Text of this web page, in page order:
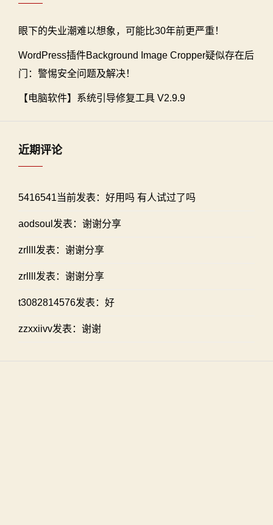
眼下的失业潮难以想象，可能比30年前更严重！
WordPress插件Background Image Cropper疑似存在后
门：警惕安全问题及解决！
【电脑软件】系统引导修复工具 V2.9.9
近期评论
5416541当前发表：好用吗 有人试过了吗
aodsoul发表：谢谢分享
zrllll发表：谢谢分享
zrllll发表：谢谢分享
t3082814576发表：好
zzxxiivv发表：谢谢